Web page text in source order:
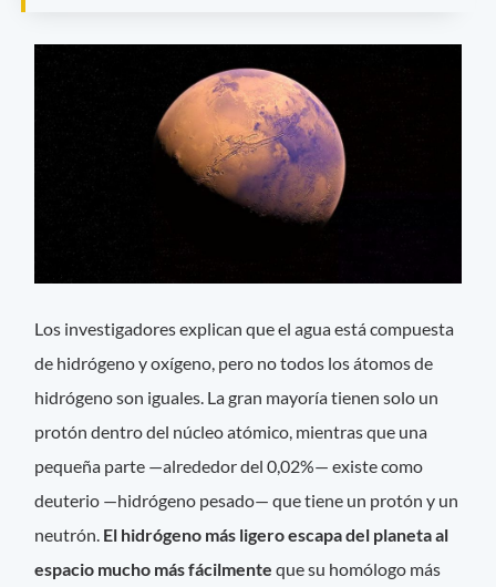
Los investigadores explican que el agua está compuesta
de hidrógeno y oxígeno, pero no todos los átomos de
hidrógeno son iguales. La gran mayoría tienen solo un
protón dentro del núcleo atómico, mientras que una
pequeña parte —alrededor del 0,02%— existe como
deuterio —hidrógeno pesado— que tiene un protón y un
neutrón. El hidrógeno más ligero escapa del planeta al
espacio mucho más fácilmente que su homólogo más